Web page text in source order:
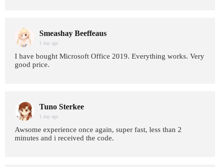
Smeashay Beeffeaus
1 day age
I have bought Microsoft Office 2019. Everything works. Very
good price.
Tuno Sterkee
1 day age
Awsome experience once again, super fast, less than 2
minutes and i received the code.